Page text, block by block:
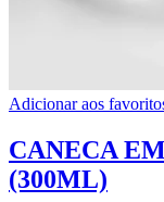
Adicionar aos
CANECA
(300ML)